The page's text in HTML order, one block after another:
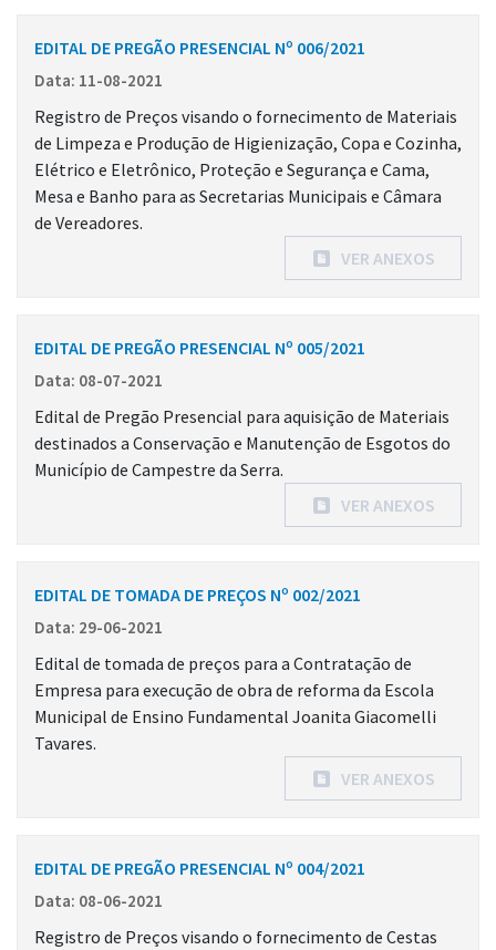
EDITAL DE PREGÃO PRESENCIAL Nº 006/2021
Data: 11-08-2021
Registro de Preços visando o fornecimento de Materiais
de Limpeza e Produção de Higienização, Copa e Cozinha,
Elétrico e Eletrônico, Proteção e Segurança e Cama,
Mesa e Banho para as Secretarias Municipais e Câmara
de Vereadores.
VER ANEXOS
EDITAL DE PREGÃO PRESENCIAL Nº 005/2021
Data: 08-07-2021
Edital de Pregão Presencial para aquisição de Materiais
destinados a Conservação e Manutenção de Esgotos do
Município de Campestre da Serra.
VER ANEXOS
EDITAL DE TOMADA DE PREÇOS Nº 002/2021
Data: 29-06-2021
Edital de tomada de preços para a Contratação de
Empresa para execução de obra de reforma da Escola
Municipal de Ensino Fundamental Joanita Giacomelli
Tavares.
VER ANEXOS
EDITAL DE PREGÃO PRESENCIAL Nº 004/2021
Data: 08-06-2021
Registro de Preços visando o fornecimento de Cestas